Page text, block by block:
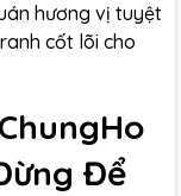
hương vị tuyệt
cốt lõi cho
Để